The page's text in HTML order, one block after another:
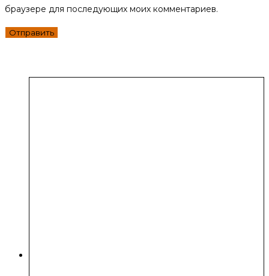
браузере для последующих моих комментариев.